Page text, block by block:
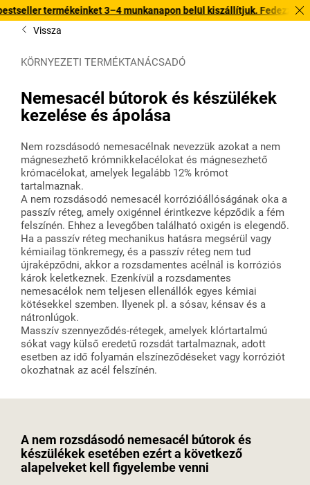
3–4 munkanapon belül kiszállítjuk. Fedezze fel gyors
Vissza
KÖRNYEZETI TERMÉKTANÁCSADÓ
Nemesacél bútorok és készülékek
kezelése és ápolása
Nem rozsdásodó nemesacélnak nevezzük azokat a nem
mágnesezhető krómnikkelacélokat és mágnesezhető
krómacélokat, amelyek legalább 12% krómot
tartalmaznak.
A nem rozsdásodó nemesacél korrózióállóságának oka a
passzív réteg, amely oxigénnel érintkezve képződik a fém
felszínén. Ehhez a levegőben található oxigén is elegendő.
Ha a passzív réteg mechanikus hatásra megsérül vagy
kémiailag tönkremegy, és a passzív réteg nem tud
újraképződni, akkor a rozsdamentes acélnál is korróziós
károk keletkeznek. Ezenkívül a rozsdamentes
nemesacélok nem teljesen ellenállók egyes kémiai
kötésekkel szemben. Ilyenek pl. a sósav, kénsav és a
nátronlúgok.
Masszív szennyeződés-rétegek, amelyek klórtartalmú
sókat vagy külső eredetű rozsdát tartalmaznak, adott
esetben az idő folyamán elszíneződéseket vagy korróziót
okozhatnak az acél felszínén.
A nem rozsdásodó nemesacél bútorok és
készülékek esetében ezért a következő
alapelveket kell figyelembe venni